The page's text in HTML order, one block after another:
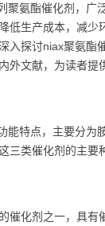
聚氨酯催化剂，
低生产成本，减
入探讨niax聚氨
外文献，为读者提
能特点，主要分
三类催化剂的主要
催化剂之一，具